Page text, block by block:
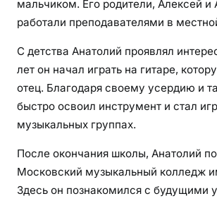
мальчиком. Его родители, Алексей
работали преподавателями в
С детства Анатолий проявлял
лет он начал играть на гитаре,
отец. Благодаря своему усердию и
быстро освоил инструмент и стал
музыкальных группах.
После окончания школы, Анатолий
Московский музыкальный колледж
Здесь он познакомился с будущими